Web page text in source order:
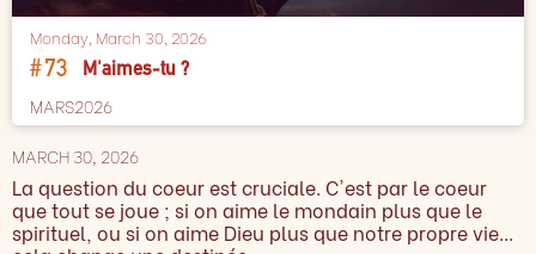
Monday, March 30, 2026
#73 M'aimes-tu ?
MARS2026
MARCH 30, 2026
La question du coeur est cruciale. C'est par le coeur
que tout se joue ; si on aime le mondain plus que le
spirituel, ou si on aime Dieu plus que notre propre vie...